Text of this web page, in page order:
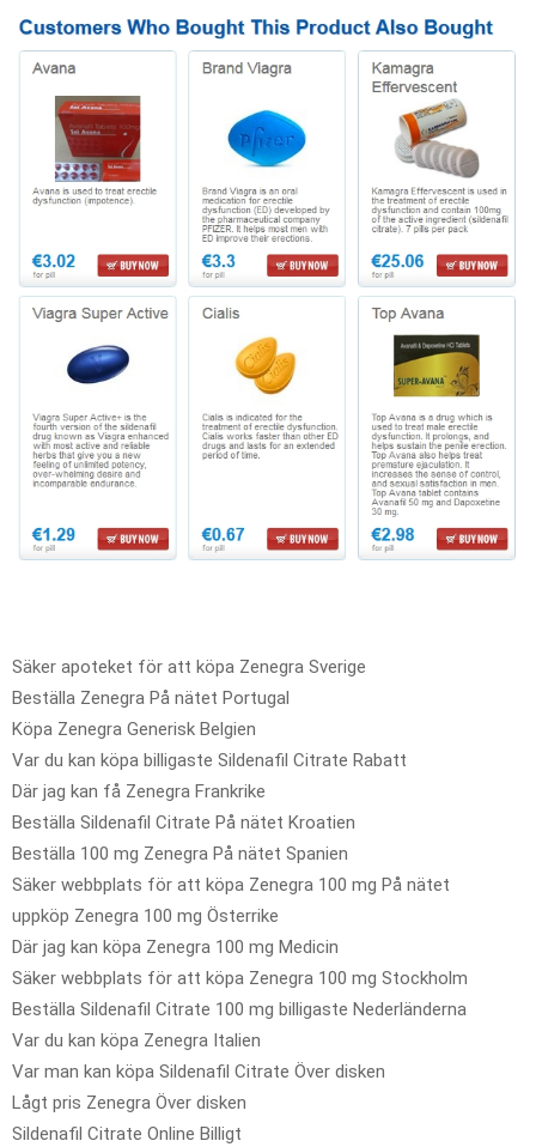
Säker apoteket för att köpa Zenegra Sverige
Beställa Zenegra På nätet Portugal
Köpa Zenegra Generisk Belgien
Var du kan köpa billigaste Sildenafil Citrate Rabatt
Där jag kan få Zenegra Frankrike
Beställa Sildenafil Citrate På nätet Kroatien
Beställa 100 mg Zenegra På nätet Spanien
Säker webbplats för att köpa Zenegra 100 mg På nätet
uppköp Zenegra 100 mg Österrike
Där jag kan köpa Zenegra 100 mg Medicin
Säker webbplats för att köpa Zenegra 100 mg Stockholm
Beställa Sildenafil Citrate 100 mg billigaste Nederländerna
Var du kan köpa Zenegra Italien
Var man kan köpa Sildenafil Citrate Över disken
Lågt pris Zenegra Över disken
Sildenafil Citrate Online Billigt